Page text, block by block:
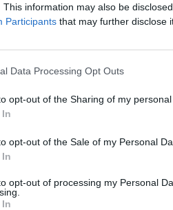
This information may also be
Participants that may further disclose
Data Processing Opt Outs
opt-out of the Sharing of my personal
opt-out of the Sale of my Personal
opt-out of processing my Personal
Gadgets
Huawei Watch Fit 5 Pro
καρδιά αλλά όχι τα λεφτά